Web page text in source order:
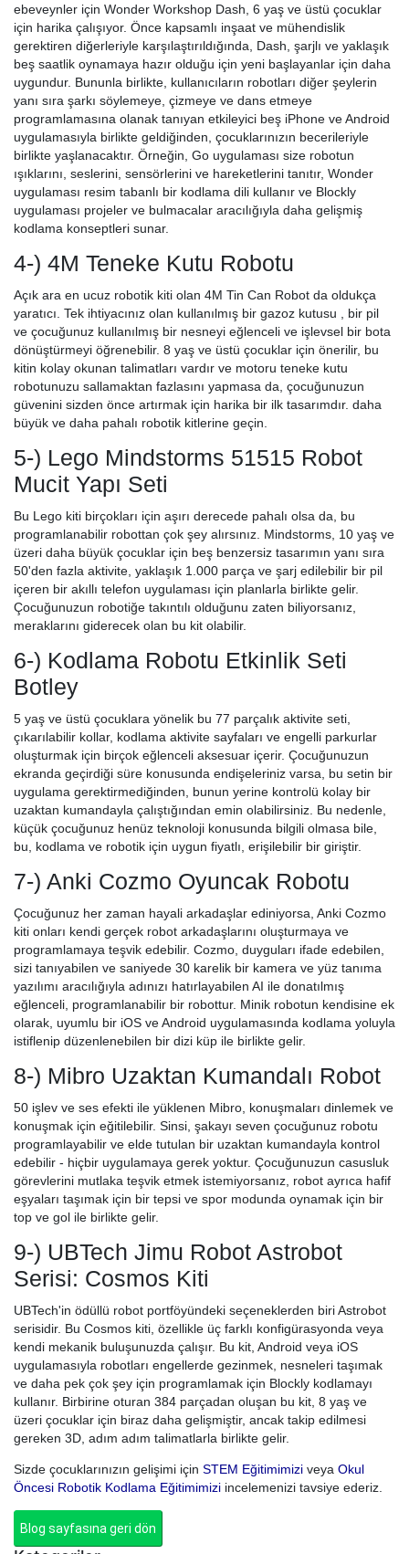
ebeveynler için Wonder Workshop Dash, 6 yaş ve üstü çocuklar
için harika çalışıyor. Önce kapsamlı inşaat ve mühendislik
gerektiren diğerleriyle karşılaştırıldığında, Dash, şarjlı ve yaklaşık
beş saatlik oynamaya hazır olduğu için yeni başlayanlar için daha
uygundur. Bununla birlikte, kullanıcıların robotları diğer şeylerin
yanı sıra şarkı söylemeye, çizmeye ve dans etmeye
programlamasına olanak tanıyan etkileyici beş iPhone ve Android
uygulamasıyla birlikte geldiğinden, çocuklarınızın becerileriyle
birlikte yaşlanacaktır. Örneğin, Go uygulaması size robotun
ışıklarını, seslerini, sensörlerini ve hareketlerini tanıtır, Wonder
uygulaması resim tabanlı bir kodlama dili kullanır ve Blockly
uygulaması projeler ve bulmacalar aracılığıyla daha gelişmiş
kodlama konseptleri sunar.
4-) 4M Teneke Kutu Robotu
Açık ara en ucuz robotik kiti olan 4M Tin Can Robot da oldukça
yaratıcı. Tek ihtiyacınız olan kullanılmış bir gazoz kutusu , bir pil
ve çocuğunuz kullanılmış bir nesneyi eğlenceli ve işlevsel bir bota
dönüştürmeyi öğrenebilir. 8 yaş ve üstü çocuklar için önerilir, bu
kitin kolay okunan talimatları vardır ve motoru teneke kutu
robotunuzu sallamaktan fazlasını yapmasa da, çocuğunuzun
güvenini sizden önce artırmak için harika bir ilk tasarımdır. daha
büyük ve daha pahalı robotik kitlerine geçin.
5-) Lego Mindstorms 51515 Robot
Mucit Yapı Seti
Bu Lego kiti birçokları için aşırı derecede pahalı olsa da, bu
programlanabilir robottan çok şey alırsınız. Mindstorms, 10 yaş ve
üzeri daha büyük çocuklar için beş benzersiz tasarımın yanı sıra
50'den fazla aktivite, yaklaşık 1.000 parça ve şarj edilebilir bir pil
içeren bir akıllı telefon uygulaması için planlarla birlikte gelir.
Çocuğunuzun robotiğe takıntılı olduğunu zaten biliyorsanız,
meraklarını giderecek olan bu kit olabilir.
6-) Kodlama Robotu Etkinlik Seti
Botley
5 yaş ve üstü çocuklara yönelik bu 77 parçalık aktivite seti,
çıkarılabilir kollar, kodlama aktivite sayfaları ve engelli parkurlar
oluşturmak için birçok eğlenceli aksesuar içerir. Çocuğunuzun
ekranda geçirdiği süre konusunda endişeleriniz varsa, bu setin bir
uygulama gerektirmediğinden, bunun yerine kontrolü kolay bir
uzaktan kumandayla çalıştığından emin olabilirsiniz. Bu nedenle,
küçük çocuğunuz henüz teknoloji konusunda bilgili olmasa bile,
bu, kodlama ve robotik için uygun fiyatlı, erişilebilir bir giriştir.
7-) Anki Cozmo Oyuncak Robotu
Çocuğunuz her zaman hayali arkadaşlar ediniyorsa, Anki Cozmo
kiti onları kendi gerçek robot arkadaşlarını oluşturmaya ve
programlamaya teşvik edebilir. Cozmo, duyguları ifade edebilen,
sizi tanıyabilen ve saniyede 30 karelik bir kamera ve yüz tanıma
yazılımı aracılığıyla adınızı hatırlayabilen AI ile donatılmış
eğlenceli, programlanabilir bir robottur. Minik robotun kendisine ek
olarak, uyumlu bir iOS ve Android uygulamasında kodlama yoluyla
istiflenip düzenlenebilen bir dizi küp ile birlikte gelir.
8-) Mibro Uzaktan Kumandalı Robot
50 işlev ve ses efekti ile yüklenen Mibro, konuşmaları dinlemek ve
konuşmak için eğitilebilir. Sinsi, şakayı seven çocuğunuz robotu
programlayabilir ve elde tutulan bir uzaktan kumandayla kontrol
edebilir - hiçbir uygulamaya gerek yoktur. Çocuğunuzun casusluk
görevlerini mutlaka teşvik etmek istemiyorsanız, robot ayrıca hafif
eşyaları taşımak için bir tepsi ve spor modunda oynamak için bir
top ve gol ile birlikte gelir.
9-) UBTech Jimu Robot Astrobot
Serisi: Cosmos Kiti
UBTech'in ödüllü robot portföyündeki seçeneklerden biri Astrobot
serisidir. Bu Cosmos kiti, özellikle üç farklı konfigürasyonda veya
kendi mekanik buluşunuzda çalışır. Bu kit, Android veya iOS
uygulamasıyla robotları engellerde gezinmek, nesneleri taşımak
ve daha pek çok şey için programlamak için Blockly kodlamayı
kullanır. Birbirine oturan 384 parçadan oluşan bu kit, 8 yaş ve
üzeri çocuklar için biraz daha gelişmiştir, ancak takip edilmesi
gereken 3D, adım adım talimatlarla birlikte gelir.
Sizde çocuklarınızın gelişimi için STEM Eğitimimizi veya Okul
Öncesi Robotik Kodlama Eğitimimizi incelemenizi tavsiye ederiz.
Blog sayfasına geri dön